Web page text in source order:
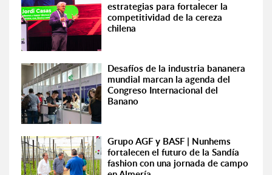
estrategias para fortalecer la
competitividad de la cereza
chilena
Desafíos de la industria bananera
mundial marcan la agenda del
Congreso Internacional del
Banano
Grupo AGF y BASF | Nunhems
fortalecen el futuro de la Sandía
fashion con una jornada de campo